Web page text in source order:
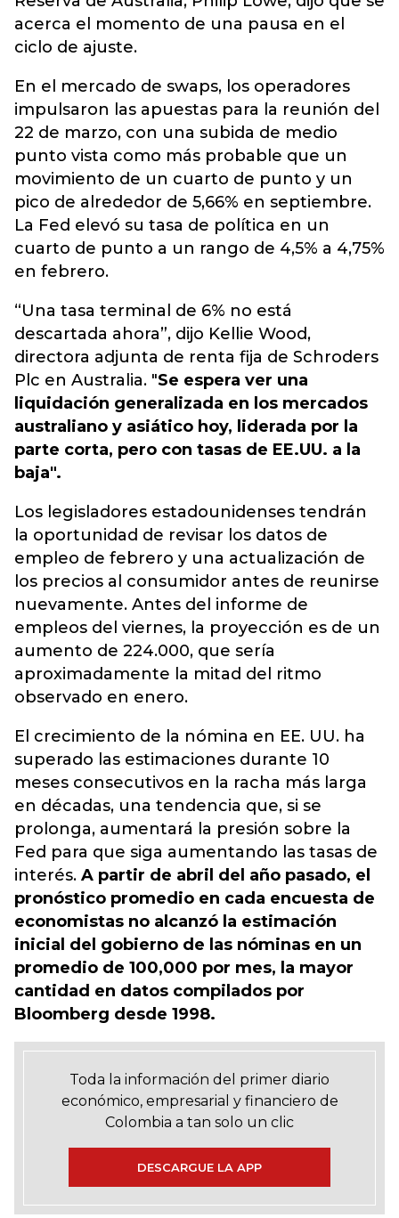
acerca el momento de una pausa en el
ciclo de ajuste.
En el mercado de swaps, los operadores
impulsaron las apuestas para la reunión del
22 de marzo, con una subida de medio
punto vista como más probable que un
movimiento de un cuarto de punto y un
pico de alrededor de 5,66% en septiembre.
La Fed elevó su tasa de política en un
cuarto de punto a un rango de 4,5% a 4,75%
en febrero.
“Una tasa terminal de 6% no está
descartada ahora”, dijo Kellie Wood,
directora adjunta de renta fija de Schroders
Plc en Australia. "Se espera ver una
liquidación generalizada en los mercados
australiano y asiático hoy, liderada por la
parte corta, pero con tasas de EE.UU. a la
baja".
Los legisladores estadounidenses tendrán
la oportunidad de revisar los datos de
empleo de febrero y una actualización de
los precios al consumidor antes de reunirse
nuevamente. Antes del informe de
empleos del viernes, la proyección es de un
aumento de 224.000, que sería
aproximadamente la mitad del ritmo
observado en enero.
El crecimiento de la nómina en EE. UU. ha
superado las estimaciones durante 10
meses consecutivos en la racha más larga
en décadas, una tendencia que, si se
prolonga, aumentará la presión sobre la
Fed para que siga aumentando las tasas de
interés. A partir de abril del año pasado, el
pronóstico promedio en cada encuesta de
economistas no alcanzó la estimación
inicial del gobierno de las nóminas en un
promedio de 100,000 por mes, la mayor
cantidad en datos compilados por
Bloomberg desde 1998.
Toda la información del primer diario
económico, empresarial y financiero de
Colombia a tan solo un clic
DESCARGUE LA APP